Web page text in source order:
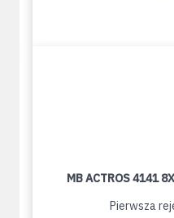
MB ACTROS 4141
Pierwsza